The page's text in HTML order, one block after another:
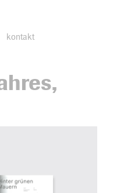
kontakt